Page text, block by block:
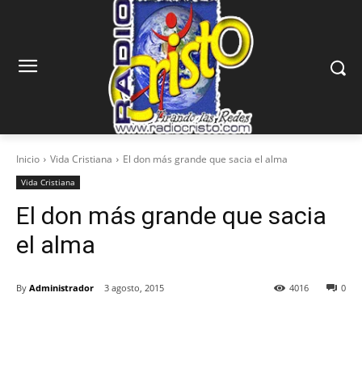
Inicio Vida Cristiana El don más grande que sacia el alma
Vida Cristiana
El don más grande que sacia
el alma
By Administrador 3 agosto, 2015 0
4016